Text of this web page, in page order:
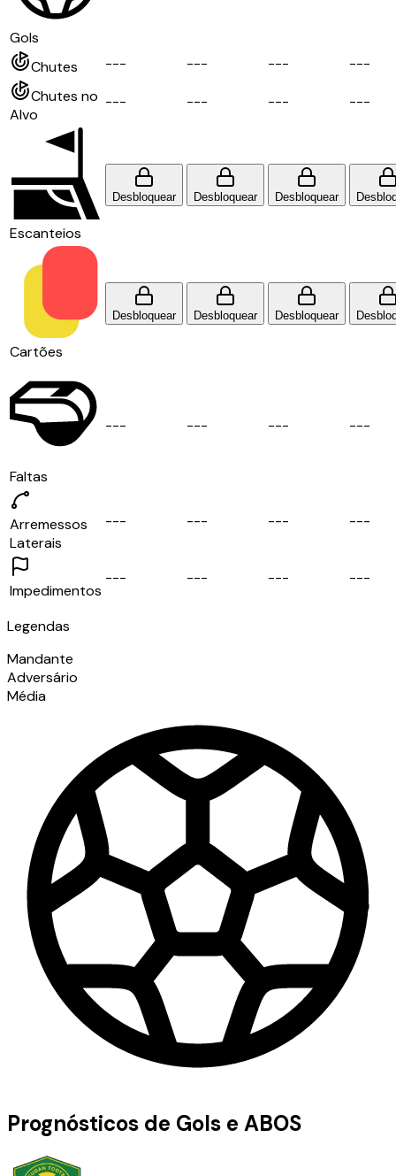
Gols
Chutes --- --- --- ---
Chutes no
Alvo
--- --- --- ---
Escanteios
Desbloquear Desbloquear Desbloquear
Cartões
Desbloquear Desbloquear Desbloquear
Faltas
--- --- --- ---
Arremessos
Laterais
--- --- --- ---
Impedimentos
--- --- --- ---
Legendas
Mandante
Adversário
Média
Prognósticos de Gols e ABOS